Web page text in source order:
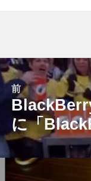
前
前
の
投
稿:
に「